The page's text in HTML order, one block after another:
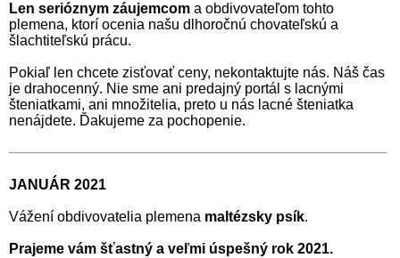
Len serióznym záujemcom a obdivovateľom tohto
plemena, ktorí ocenia našu dlhoročnú chovateľskú a
šlachtiteľskú prácu.
Pokiaľ len chcete zisťovať ceny, nekontaktujte nás. Náš čas
je drahocenný. Nie sme ani predajný portál s lacnými
šteniatkami, ani množitelia, preto u nás lacné šteniatka
nenájdete. Ďakujeme za pochopenie.
JANUÁR 2021
Vážení obdivovatelia plemena maltézsky psík.
Prajeme vám šťastný a veľmi úspešný rok 2021.